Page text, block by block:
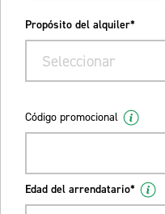
Propósito del alquiler*
Seleccionar
Código promocional
Edad del arrendatario*